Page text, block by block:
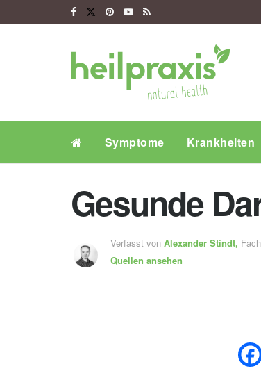
Symptome Krankheiten
Gesunde
Verfasst von Alexander Stindt,
Quellen ansehen